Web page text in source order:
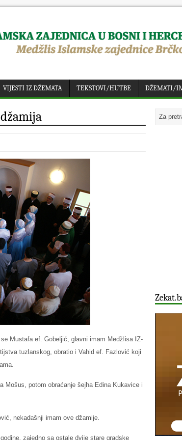
VIJESTI IZ DŽEMATA TEKSTOVI/HUTBE DŽEMATI/
Mustafa ef. Gobeljić, glavni imam Medžlisa IZ-
tuzlanskog, obratio i Vahid ef. Fazlović koji
Mošus, potom obraćanje šejha Edina Kukavice i
nekadašnji imam ove džamije.
zajedno sa ostale dvije stare gradske